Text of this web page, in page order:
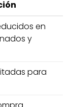
en
y
para